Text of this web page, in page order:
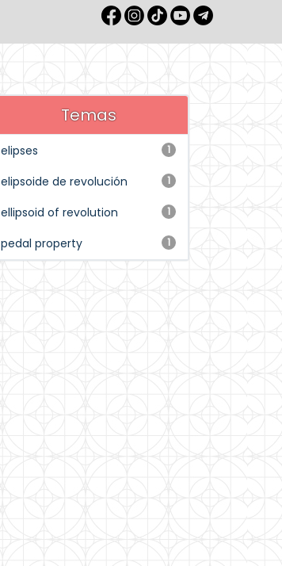
Temas
1
elipses
1
elipsoide de revolución
1
ellipsoid of revolution
1
pedal property